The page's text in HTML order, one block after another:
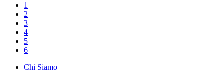
1
2
3
4
5
6
Chi Siamo